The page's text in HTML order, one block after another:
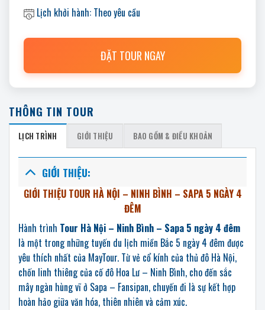
Lịch khởi hành: Theo yêu cầu
ĐẶT TOUR NGAY
THÔNG TIN TOUR
LỊCH TRÌNH GIỚI THIỆU BAO GỒM & ĐIỀU KHOẢN
GIỚI THIỆU:
GIỚI THIỆU TOUR HÀ NỘI – NINH BÌNH – SAPA 5 NGÀY 4
ĐÊM
Hành trình Tour Hà Nội – Ninh Bình – Sapa 5 ngày 4 đêm
là một trong những tuyến du lịch miền Bắc 5 ngày 4 đêm được
yêu thích nhất của MayTour. Từ vẻ cổ kính của thủ đô Hà Nội,
chốn linh thiêng của cố đô Hoa Lư – Ninh Bình, cho đến sắc
mây ngàn hùng vĩ ở Sapa – Fansipan, chuyến đi là sự kết hợp
hoàn hảo giữa văn hóa, thiên nhiên và cảm xúc.